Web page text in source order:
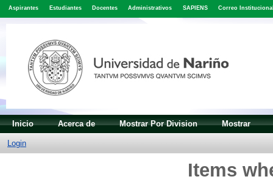
Aspirantes Estudiantes Docentes Administrativos SAPIENS Correo
Inicio Acerca de Mostrar Por Division Mostrar
Login
Items